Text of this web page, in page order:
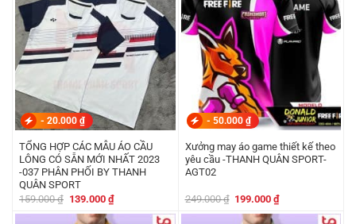
- 20.000 ₫
TỔNG HỢP CÁC MẪU ÁO CẦU
LÔNG CÓ SẴN MỚI NHẤT 2023
-037 PHÂN PHỐI BY THANH
QUÂN SPORT
159.000₫ Giá
là:
139.000 ₫Giá
hiện
tại
- 50.000 ₫
Xưởng may áo game thiết kế theo
yêu cầu -THANH QUÂN SPORT-
AGT02
249.000₫ Giá
là:
199.000₫Giá
tại